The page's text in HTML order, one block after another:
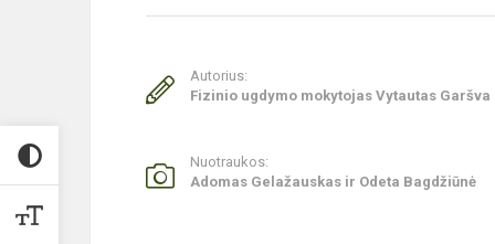
Autorius:
Fizinio ugdymo mokytojas Vytautas Garšva
Nuotraukos:
Adomas Gelažauskas ir Odeta Bagdžiūnė